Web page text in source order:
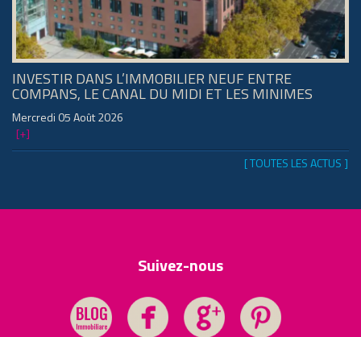
INVESTIR DANS L’IMMOBILIER NEUF ENTRE
COMPANS, LE CANAL DU MIDI ET LES MINIMES
Mercredi 05 Août 2026
[+]
[ TOUTES LES ACTUS ]
Suivez-nous